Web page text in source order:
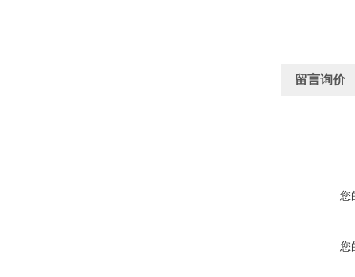
留言询价
您
您